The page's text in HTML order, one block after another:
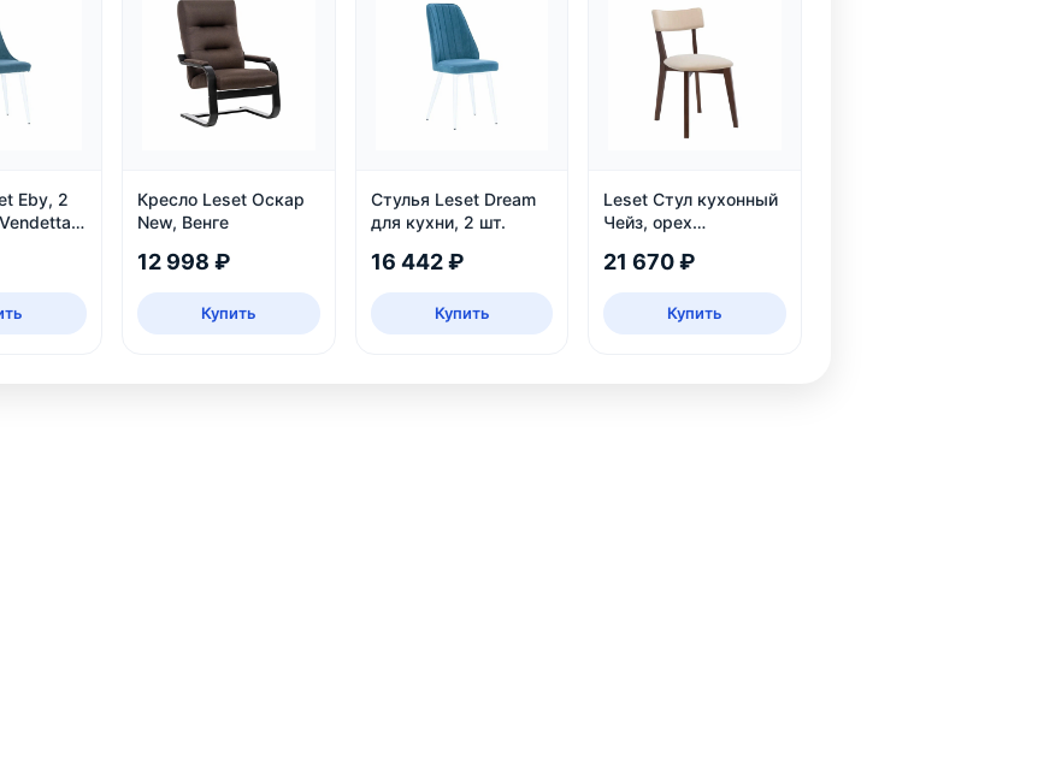
Eby, 2
Кресло Leset Оскар
New, Венге
12 998 ₽
Купить
Стулья Leset Dream
для кухни, 2 шт.
16 442 ₽
Купить
Leset Стул кухонный
Чейз, орех
21 670 ₽
Купить